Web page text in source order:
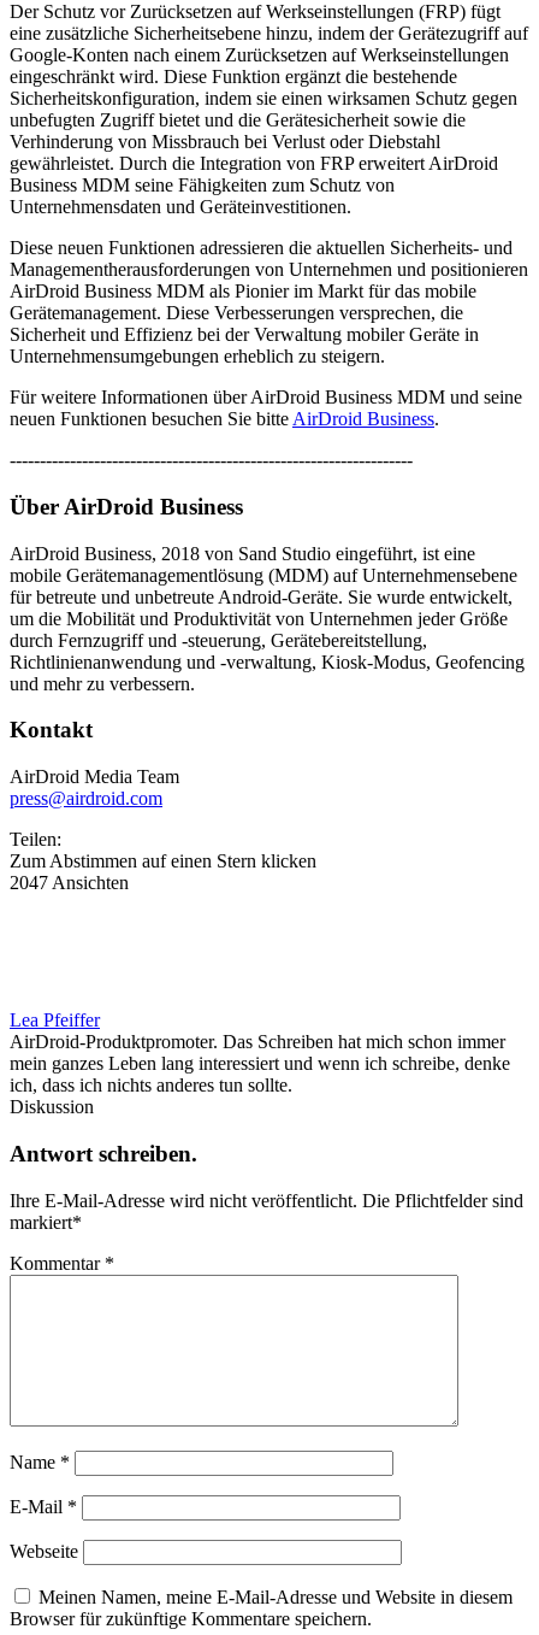
Der Schutz vor Zurücksetzen auf Werkseinstellungen (FRP) fügt
eine zusätzliche Sicherheitsebene hinzu, indem der Gerätezugriff auf
Google-Konten nach einem Zurücksetzen auf Werkseinstellungen
eingeschränkt wird. Diese Funktion ergänzt die bestehende
Sicherheitskonfiguration, indem sie einen wirksamen Schutz gegen
unbefugten Zugriff bietet und die Gerätesicherheit sowie die
Verhinderung von Missbrauch bei Verlust oder Diebstahl
gewährleistet. Durch die Integration von FRP erweitert AirDroid
Business MDM seine Fähigkeiten zum Schutz von
Unternehmensdaten und Geräteinvestitionen.
Diese neuen Funktionen adressieren die aktuellen Sicherheits- und
Managementherausforderungen von Unternehmen und positionieren
AirDroid Business MDM als Pionier im Markt für das mobile
Gerätemanagement. Diese Verbesserungen versprechen, die
Sicherheit und Effizienz bei der Verwaltung mobiler Geräte in
Unternehmensumgebungen erheblich zu steigern.
Für weitere Informationen über AirDroid Business MDM und seine
neuen Funktionen besuchen Sie bitte AirDroid Business.
-------------------------------------------------------------------
Über AirDroid Business
AirDroid Business, 2018 von Sand Studio eingeführt, ist eine
mobile Gerätemanagementlösung (MDM) auf Unternehmensebene
für betreute und unbetreute Android-Geräte. Sie wurde entwickelt,
um die Mobilität und Produktivität von Unternehmen jeder Größe
durch Fernzugriff und -steuerung, Gerätebereitstellung,
Richtlinienanwendung und -verwaltung, Kiosk-Modus, Geofencing
und mehr zu verbessern.
Kontakt
AirDroid Media Team
press@airdroid.com
Teilen:
Zum Abstimmen auf einen Stern klicken
2047 Ansichten
Lea Pfeiffer
AirDroid-Produktpromoter. Das Schreiben hat mich schon immer
mein ganzes Leben lang interessiert und wenn ich schreibe, denke
ich, dass ich nichts anderes tun sollte.
Diskussion
Antwort schreiben.
Ihre E-Mail-Adresse wird nicht veröffentlicht. Die Pflichtfelder sind
markiert*
Kommentar *
Name *
E-Mail *
Webseite
Meinen Namen, meine E-Mail-Adresse und Website in diesem
Browser für zukünftige Kommentare speichern.